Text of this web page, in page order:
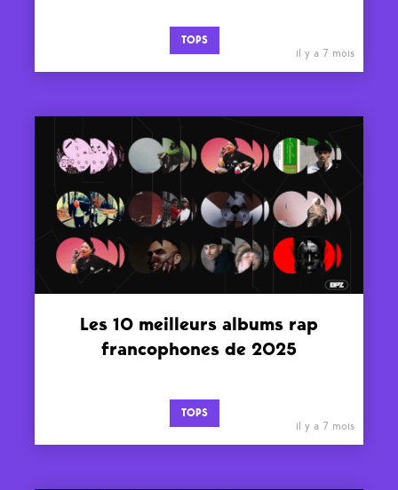
TOPS
il y a 7 mois
Les 10 meilleurs albums rap
francophones de 2025
TOPS
il y a 7 mois